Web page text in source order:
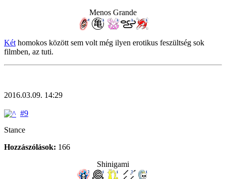
Menos Grande
Két homokos között sem volt még ilyen erotikus feszültség sok
filmben, az tuti.
2016.03.09. 14:29
#9
Stance
Hozzászólások: 166
Shinigami